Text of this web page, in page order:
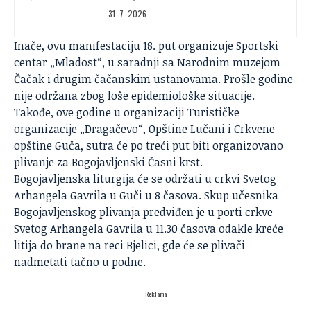
31. 7. 2026.
Inače, ovu manifestaciju 18. put organizuje Sportski
centar „Mladost“, u saradnji sa Narodnim muzejom
Čačak i drugim čačanskim ustanovama. Prošle godine
nije održana zbog loše epidemiološke situacije.
Takođe, ove godine u organizaciji Turističke
organizacije „Dragačevo“, Opštine Lučani i Crkvene
opštine Guča, sutra će po treći put biti organizovano
plivanje za Bogojavljenski Časni krst.
Bogojavljenska liturgija će se održati u crkvi Svetog
Arhangela Gavrila u Guči u 8 časova. Skup učesnika
Bogojavljenskog plivanja predviđen je u porti crkve
Svetog Arhangela Gavrila u 11.30 časova odakle kreće
litija do brane na reci Bjelici, gde će se plivači
nadmetati tačno u podne.
Reklama